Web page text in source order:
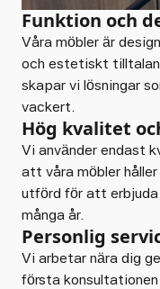
Funktion och
Våra möbler är
och estetiskt
skapar vi lösningar
vackert.
Hög kvalitet
Vi använder endast
att våra möbler
utförd för att erbjuda
många år.
Personlig
Vi arbetar nära dig
första